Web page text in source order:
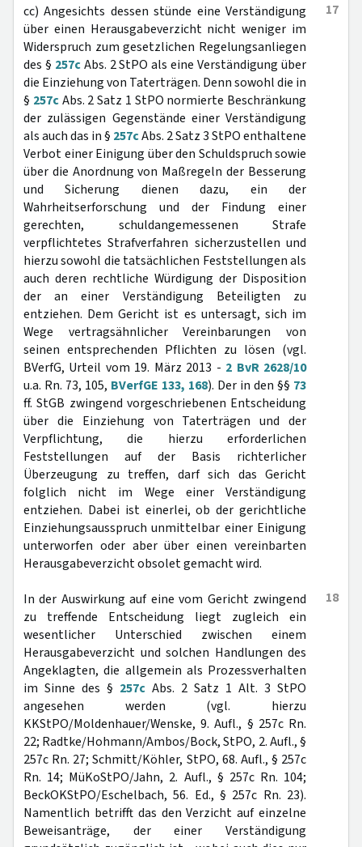
17
cc) Angesichts dessen stünde eine Verständigung
über einen Herausgabeverzicht nicht weniger im
Widerspruch zum gesetzlichen Regelungsanliegen
des § 257cAbs. 2 StPO als eine Verständigung über
die Einziehung von Taterträgen. Denn sowohl die in
§ 257cAbs. 2 Satz 1 StPO normierte Beschränkung
der zulässigen Gegenstände einer Verständigung
als auch das in § 257cAbs. 2 Satz 3 StPO enthaltene
Verbot einer Einigung über den Schuldspruch sowie
über die Anordnung von Maßregeln der Besserung
und Sicherung dienen dazu, ein der
Wahrheitserforschung und der Findung einer
gerechten, schuldangemessenen Strafe
verpflichtetes Strafverfahren sicherzustellen und
hierzu sowohl die tatsächlichen Feststellungen als
auch deren rechtliche Würdigung der Disposition
der an einer Verständigung Beteiligten zu
entziehen. Dem Gericht ist es untersagt, sich im
Wege vertragsähnlicher Vereinbarungen von
seinen entsprechenden Pflichten zu lösen (vgl.
BVerfG, Urteil vom 19. März 2013 - 2 BvR 2628/10
u.a. Rn. 73, 105, BVerfGE 133, 168). Der in den §§ 73
ff. StGB zwingend vorgeschriebenen Entscheidung
über die Einziehung von Taterträgen und der
Verpflichtung, die hierzu erforderlichen
Feststellungen auf der Basis richterlicher
Überzeugung zu treffen, darf sich das Gericht
folglich nicht im Wege einer Verständigung
entziehen. Dabei ist einerlei, ob der gerichtliche
Einziehungsausspruch unmittelbar einer Einigung
unterworfen oder aber über einen vereinbarten
Herausgabeverzicht obsolet gemacht wird.
18
In der Auswirkung auf eine vom Gericht zwingend
zu treffende Entscheidung liegt zugleich ein
wesentlicher Unterschied zwischen einem
Herausgabeverzicht und solchen Handlungen des
Angeklagten, die allgemein als Prozessverhalten
im Sinne des § 257c Abs. 2 Satz 1 Alt. 3 StPO
angesehen werden (vgl. hierzu
KKStPO/Moldenhauer/Wenske, 9. Aufl., § 257c Rn.
22; Radtke/Hohmann/Ambos/Bock, StPO, 2. Aufl., §
257c Rn. 27; Schmitt/Köhler, StPO, 68. Aufl., § 257c
Rn. 14; MüKoStPO/Jahn, 2. Aufl., § 257c Rn. 104;
BeckOKStPO/Eschelbach, 56. Ed., § 257c Rn. 23).
Namentlich betrifft das den Verzicht auf einzelne
Beweisanträge, der einer Verständigung